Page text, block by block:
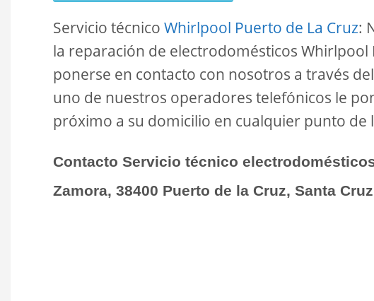
Servicio técnico Whirlpool Puerto de La Cruz:
la reparación de electrodomésticos
ponerse en contacto con nosotros a través
uno de nuestros operadores telefónicos le
próximo a su domicilio en cualquier punto de
Contacto Servicio técnico
Zamora, 38400 Puerto de la Cruz, Santa